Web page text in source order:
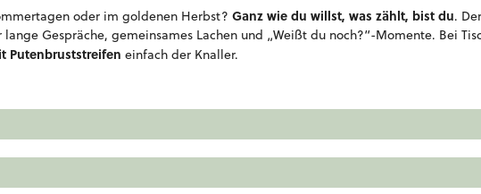
oder im goldenen Herbst? Ganz wie du willst, was zählt, bist du. Der
Gespräche, gemeinsames Lachen und „Weißt du noch?“-Momente. Bei
Putenbruststreifen einfach der Knaller.